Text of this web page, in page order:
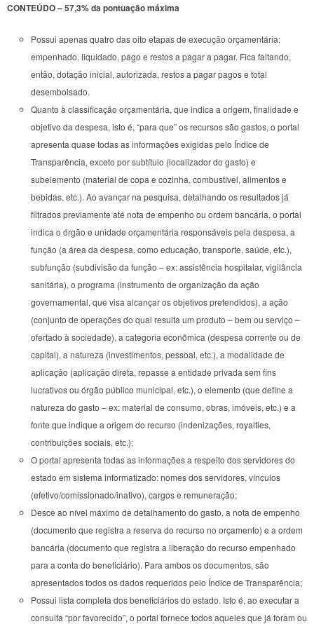
CONTEÚDO – 57,3% da pontuação máxima
Possui apenas quatro das oito etapas de execução orçamentária:
empenhado, liquidado, pago e restos a pagar a pagar. Fica faltando,
então, dotação inicial, autorizada, restos a pagar pagos e total
desembolsado.
Quanto à classificação orçamentária, que indica a origem, finalidade e
objetivo da despesa, isto é, “para que” os recursos são gastos, o portal
apresenta quase todas as informações exigidas pelo Índice de
Transparência, exceto por subtítulo (localizador do gasto) e
subelemento (material de copa e cozinha, combustível, alimentos e
bebidas, etc.). Ao avançar na pesquisa, detalhando os resultados já
filtrados previamente até nota de empenho ou ordem bancária, o portal
indica o órgão e unidade orçamentária responsáveis pela despesa, a
função (a área da despesa, como educação, transporte, saúde, etc.),
subfunção (subdivisão da função – ex: assistência hospitalar, vigilância
sanitária), o programa (instrumento de organização da ação
governamental, que visa alcançar os objetivos pretendidos), a ação
(conjunto de operações do qual resulta um produto – bem ou serviço –
ofertado à sociedade), a categoria econômica (despesa corrente ou de
capital), a natureza (investimentos, pessoal, etc.), a modalidade de
aplicação (aplicação direta, repasse a entidade privada sem fins
lucrativos ou órgão público municipal, etc.), o elemento (que define a
natureza do gasto – ex: material de consumo, obras, imóveis, etc.) e a
fonte que indique a origem do recurso (indenizações, royalties,
contribuições sociais, etc.);
O portal apresenta todas as informações a respeito dos servidores do
estado em sistema informatizado: nomes dos servidores, vínculos
(efetivo/comissionado/inativo), cargos e remuneração;
Desce ao nível máximo de detalhamento do gasto, a nota de empenho
(documento que registra a reserva do recurso no orçamento) e a ordem
bancária (documento que registra a liberação do recurso empenhado
para a conta do beneficiário). Para ambos os documentos, são
apresentados todos os dados requeridos pelo Índice de Transparência;
Possui lista completa dos beneficiários do estado. Isto é, ao executar a
consulta “por favorecido”, o portal fornece todos aqueles que já foram ou